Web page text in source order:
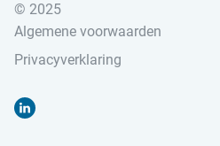
© 2025
Algemene voorwaarden
Privacyverklaring
Ga naar "Linked-in"